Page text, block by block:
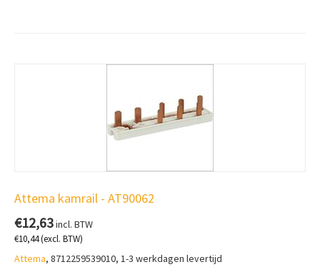
Attema kamrail - AT90062
€12,63incl. BTW
€10,44(excl. BTW)
Attema, 8712259539010, 1-3 werkdagen levertijd